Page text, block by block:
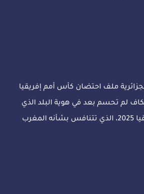
ملف احتضان كأس أمم إفريقيا
الكاف لم تحسم بعد في هوية البلد الذي
سيحتضن كأس إفريقيا 2025، الذي تتنافس بشأنه المغرب